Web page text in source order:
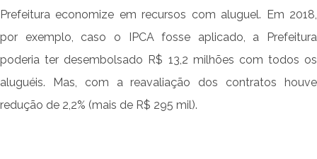
Prefeitura economize em recursos com aluguel. Em 2018,
por exemplo, caso o IPCA fosse aplicado, a Prefeitura
poderia ter desembolsado R$ 13,2 milhões com todos os
aluguéis. Mas, com a reavaliação dos contratos houve
redução de 2,2% (mais de R$ 295 mil).